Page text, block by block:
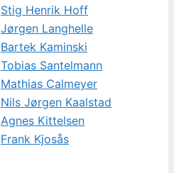
Stig Henrik Hoff
Jørgen Langhelle
Bartek Kaminski
Tobias Santelmann
Mathias Calmeyer
Nils Jørgen Kaalstad
Agnes Kittelsen
Frank Kjosås